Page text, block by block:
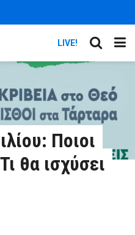
LIVE!
Ποιοι
θα ισχύσει